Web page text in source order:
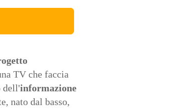
TV che faccia
dell'informazione
nato dal basso,